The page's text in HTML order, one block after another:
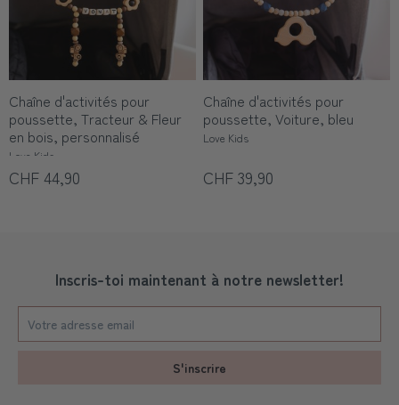
Chaîne d'activités pour
poussette, Tracteur & Fleur
en bois, personnalisé
Love Kids
CHF 44,90
Chaîne d'activités pour
poussette, Voiture, bleu
Love Kids
CHF 39,90
Inscris-toi maintenant à notre newsletter!
S'inscrire